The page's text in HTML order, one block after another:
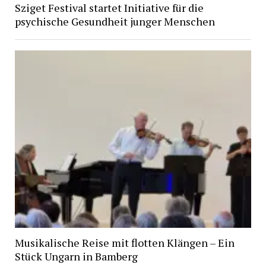
Sziget Festival startet Initiative für die
psychische Gesundheit junger Menschen
Musikalische Reise mit flotten Klängen – Ein
Stück Ungarn in Bamberg